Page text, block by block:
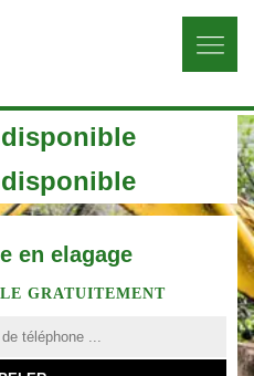
en elagage
GRATUITEMENT